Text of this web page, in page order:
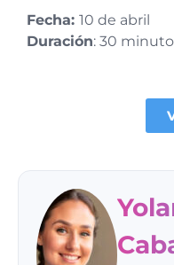
Fecha: 10 de abril
Duración: 30